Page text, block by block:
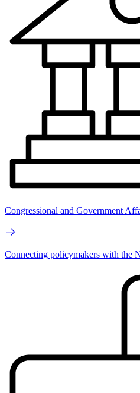
Congressional and Government
Connecting policymakers with the